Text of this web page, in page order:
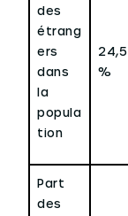
des
étrang
ers
dans
la
popula
tion
24,5
%
Part
des